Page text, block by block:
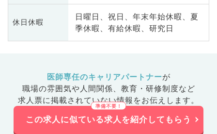
休日休暇
日曜日、祝日、年末年始休暇、夏
季休暇、有給休暇、研究日
医師専任のキャリアパートナーが
職場の雰囲気や人間関係、 教育・研修制度など
求人票に掲載されていない情報をお伝えします。
この求人に似ている求人を紹介してもらう